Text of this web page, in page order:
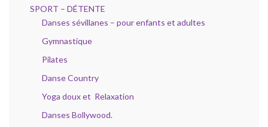
SPORT – DÉTENTE
Danses sévillanes – pour enfants et adultes
Gymnastique
Pilates
Danse Country
Yoga doux et Relaxation
Danses Bollywood.